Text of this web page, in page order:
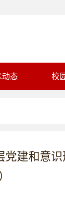
动态 校
建和意